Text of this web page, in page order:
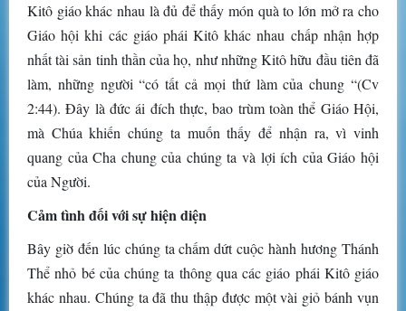
Kitô giáo khác nhau là đủ để thấy món quà to lớn mở ra cho
Giáo hội khi các giáo phái Kitô khác nhau chấp nhận hợp
nhất tài sản tinh thần của họ, như những Kitô hữu đầu tiên đã
làm, những người “có tất cả mọi thứ làm của chung “(Cv
2:44). Đây là đức ái đích thực, bao trùm toàn thể Giáo Hội,
mà Chúa khiến chúng ta muốn thấy để nhận ra, vì vinh
quang của Cha chung của chúng ta và lợi ích của Giáo hội
của Người.
Cảm tình đối với sự hiện diện
Bây giờ đến lúc chúng ta chấm dứt cuộc hành hương Thánh
Thể nhỏ bé của chúng ta thông qua các giáo phái Kitô giáo
khác nhau. Chúng ta đã thu thập được một vài giỏ bánh vụn